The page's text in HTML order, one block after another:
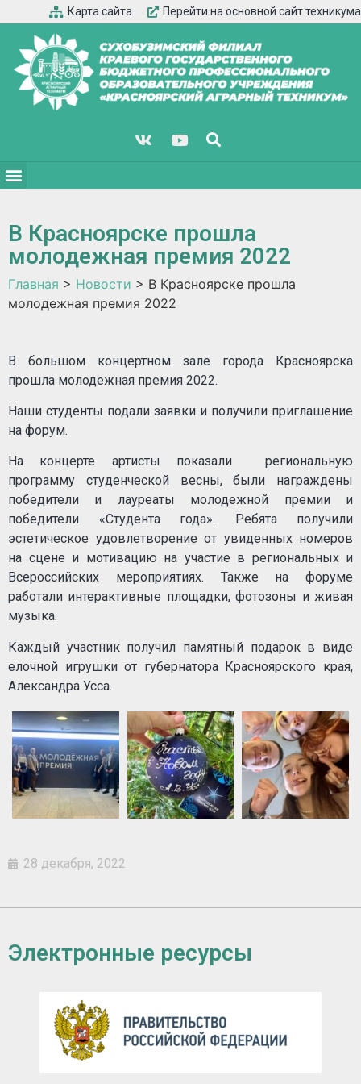
Карта сайта Перейти на основной сайт техникума
В Красноярске прошла
молодежная премия 2022
Главная > Новости > В Красноярске прошла
молодежная премия 2022
В большом концертном зале города Красноярска
прошла молодежная премия 2022.
Наши студенты подали заявки и получили приглашение
на форум.
На концерте артисты показали региональную
программу студенческой весны, были награждены
победители и лауреаты молодежной премии и
победители «Студента года». Ребята получили
эстетическое удовлетворение от увиденных номеров
на сцене и мотивацию на участие в региональных и
Всероссийских мероприятиях. Также на форуме
работали интерактивные площадки, фотозоны и живая
музыка.
Каждый участник получил памятный подарок в виде
елочной игрушки от губернатора Красноярского края,
Александра Усса.
28 декабря, 2022
Электронные ресурсы